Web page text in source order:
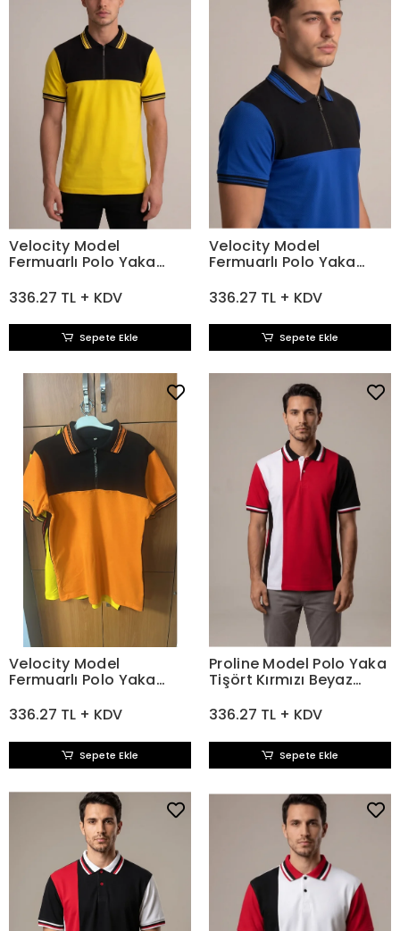
Velocity Model
Fermuarlı Polo Yaka
336.27 TL + KDV
Sepete Ekle
Velocity Model
Fermuarlı Polo Yaka
336.27 TL + KDV
Sepete Ekle
Velocity Model
Fermuarlı Polo Yaka
336.27 TL + KDV
Sepete Ekle
Proline Model Polo Yaka
Tişört Kırmızı Beyaz
336.27 TL + KDV
Sepete Ekle